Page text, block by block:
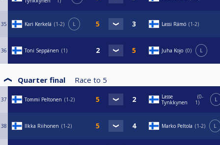
35 Kari Kerkelä 1-2 L Lassi Rämö 1-2
36 Toni Seppänen 1 Juha Kojo 0 L
Quarter final Race to 5
37 Tommi Peltonen 1-2
Lasse
Tynkkynen
0-
1
L
38 Ilkka Riihonen 1-2 Marko Peltola 1-2 L